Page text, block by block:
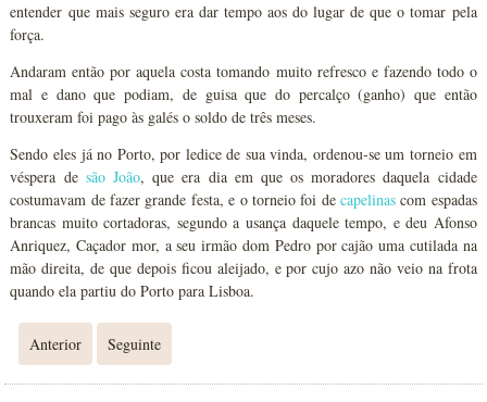
entender que mais seguro era dar tempo aos do lugar de que o tomar pela
força.
Andaram então por aquela costa tomando muito refresco e fazendo todo o
mal e dano que podiam, de guisa que do percalço (ganho) que então
trouxeram foi pago às galés o soldo de três meses.
Sendo eles já no Porto, por ledice de sua vinda, ordenou-se um torneio em
véspera de são João, que era dia em que os moradores daquela cidade
costumavam de fazer grande festa, e o torneio foi de capelinascom espadas
brancas muito cortadoras, segundo a usança daquele tempo, e deu Afonso
Anriquez, Caçador mor, a seu irmão dom Pedro por cajão uma cutilada na
mão direita, de que depois ficou aleijado, e por cujo azo não veio na frota
quando ela partiu do Porto para Lisboa.
Anterior Seguinte